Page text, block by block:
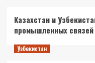
Казахстан и
промышленных связей
Узбекистан